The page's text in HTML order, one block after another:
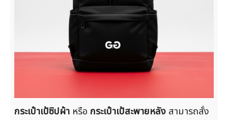
กระเป๋าเป้ซิปผ้า หรือ กระเป๋าเป้สะพายหลัง สามารถสั่ง